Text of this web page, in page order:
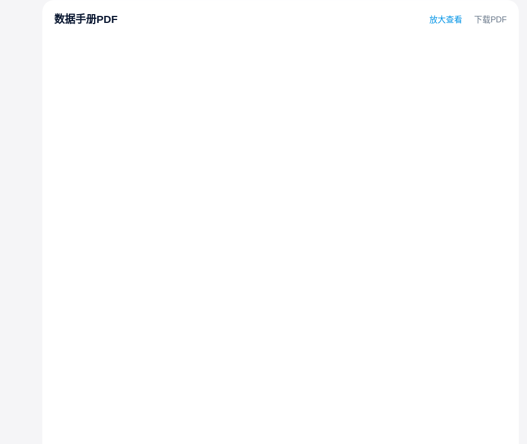
数据手册PDF 放大查看 下载PDF